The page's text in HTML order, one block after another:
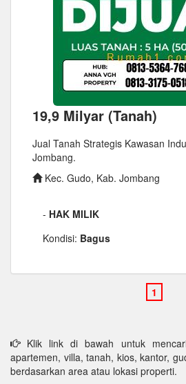
19,9 Milyar (Tanah)
Jual Tanah Strategis Kawasan
Jombang.
Kec. Gudo, Kab. Jombang
- HAK MILIK
Kondisi: Bagus
Klik link di bawah untuk
apartemen, villa, tanah, kios, kantor,
berdasarkan area atau lokasi properti.